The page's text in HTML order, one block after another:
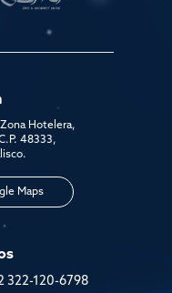
Hotelera,
48333,
Maps
322-120-6798